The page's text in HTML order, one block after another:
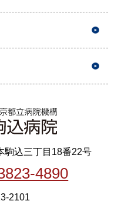
駒込三丁目18番22号
4890
2101